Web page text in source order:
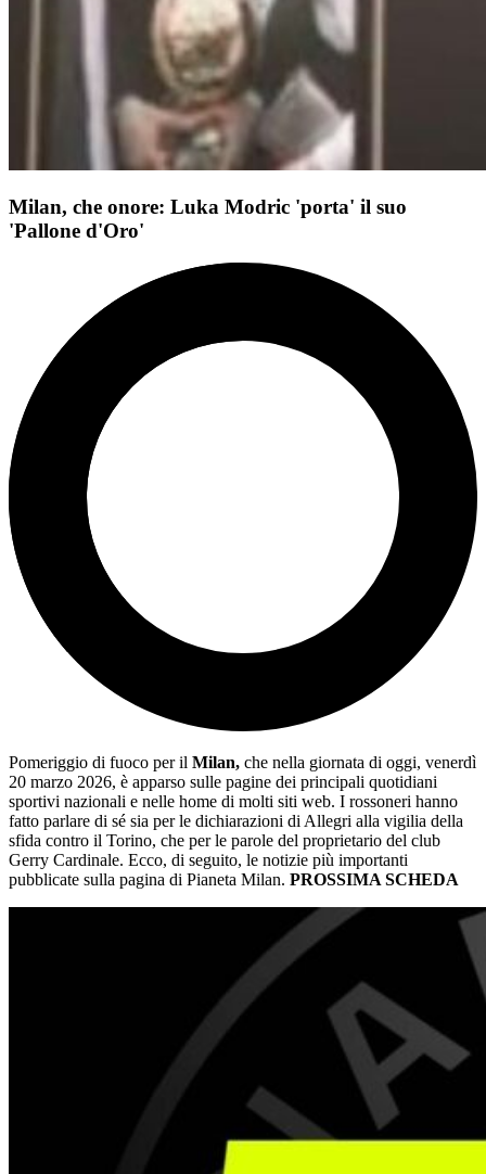
Milan, che onore: Luka Modric 'porta' il suo
'Pallone d'Oro'
Pomeriggio di fuoco per il Milan, che nella giornata di oggi, venerdì
20 marzo 2026, è apparso sulle pagine dei principali quotidiani
sportivi nazionali e nelle home di molti siti web. I rossoneri hanno
fatto parlare di sé sia per le dichiarazioni di Allegri alla vigilia della
sfida contro il Torino, che per le parole del proprietario del club
Gerry Cardinale. Ecco, di seguito, le notizie più importanti
pubblicate sulla pagina di Pianeta Milan. PROSSIMA SCHEDA